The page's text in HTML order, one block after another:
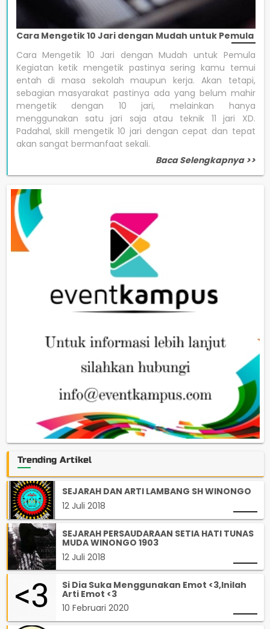
Cara Mengetik 10 Jari dengan Mudah untuk Pemula
Cara Mengetik 10 Jari dengan Mudah untuk Pemula
Kegiatan ketik mengetik pastinya sering kamu temui
entah di masa sekolah maupun kerja. Akan tetapi,
sebagian masyarakat pastinya ada yang belum mahir
mengetik dengan 10 jari, melainkan hanya
menggunakan satu jari saja atau teknik 11 jari XD.
Padahal, skill mengetik 10 jari dengan cepat dan tepat
akan sangat bermanfaat sekali.
Baca Selengkapnya >>
Trending Artikel
SEJARAH DAN ARTI LAMBANG SH WINONGO
12 Juli 2018
SEJARAH PERSAUDARAAN SETIA HATI TUNAS
MUDA WINONGO 1903
12 Juli 2018
Si Dia Suka Menggunakan Emot <3,Inilah
Arti Emot <3
10 Februari 2020